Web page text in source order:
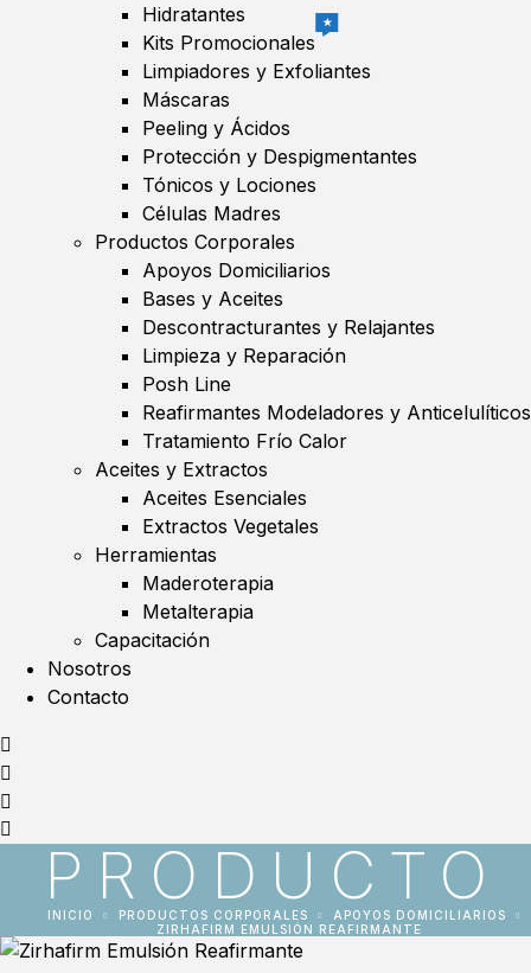
Hidratantes
Kits Promocionales
★
Limpiadores y Exfoliantes
Máscaras
Peeling y Ácidos
Protección y Despigmentantes
Tónicos y Lociones
Células Madres
Productos Corporales
Apoyos Domiciliarios
Bases y Aceites
Descontracturantes y Relajantes
Limpieza y Reparación
Posh Line
Reafirmantes Modeladores y Anticelulíticos
Tratamiento Frío Calor
Aceites y Extractos
Aceites Esenciales
Extractos Vegetales
Herramientas
Maderoterapia
Metalterapia
Capacitación
Nosotros
Contacto
PRODUCTO
INICIO PRODUCTOS CORPORALES
APOYOS DOMICILIARIOS
ZIRHAFIRM EMULSIÓN REAFIRMANTE